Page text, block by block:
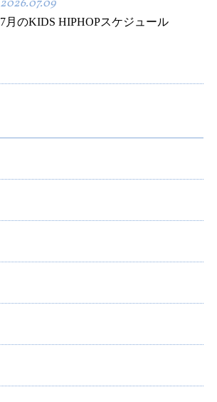
2026.07.09
7月のKIDS HIPHOPスケジュール